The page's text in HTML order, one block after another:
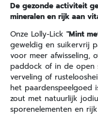
De gezonde activiteit
mineralen en rijk aan
Onze Lolly-Lick "Mint
geweldig en suikervrij
voor meer afwisseling,
paddock of in de open
verveling of
het paardenspeelgoed
zout met natuurlijk
sporenelementen en